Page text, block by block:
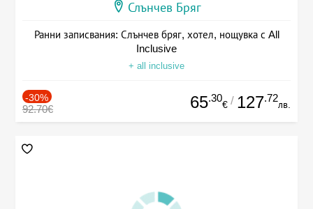
Слънчев Бряг
Ранни записвания: Слънчев бряг, хотел, нощувка с All
Inclusive
+ all inclusive
-30%
92.70€ 65.30
€ / 127.72
лв.